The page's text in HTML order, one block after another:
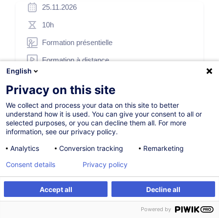
S'inscrire Formation sur mesure
25.11.2026
10h
Formation présentielle
Formation à distance
Cours du jour
French / Français
000052
250,00EUR (+3% TVA)
*
S'inscrire
English
Privacy on this site
We collect and process your data on this site to better
understand how it is used. You can give your consent to all or
selected purposes, or you can decline them all. For more
information, see our privacy policy.
Analytics
Conversion tracking Remarketing
Accept all Decline all
Consent details Privacy policy
Powered by